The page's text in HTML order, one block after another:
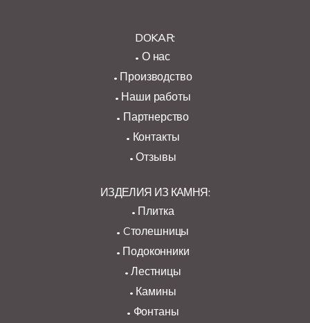
DOKAR:
О нас
Производство
Наши работы
Партнерство
Контакты
Отзывы
ИЗДЕЛИЯ ИЗ КАМНЯ:
Плитка
Cтолешницы
Подоконники
Лестницы
Камины
Фонтаны